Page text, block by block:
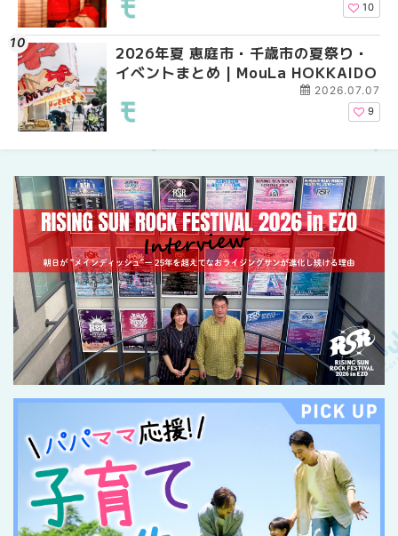
10
2026年夏 恵庭市・千歳市の夏祭り・
イベントまとめ | MouLa HOKKAIDO
2026.07.07
9
札幌の麻辣湯（マーラ
め専門店9選！本場の
新店まで徹底比較 |
札幌の麻辣湯（マーラ
め専門店6選！本場の
新店まで徹底比較 |